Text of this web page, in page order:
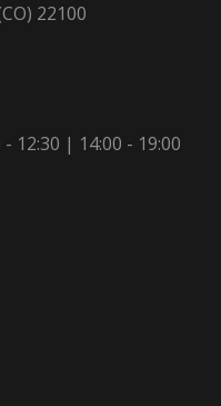
22100
12:30 | 14:00 - 19:00